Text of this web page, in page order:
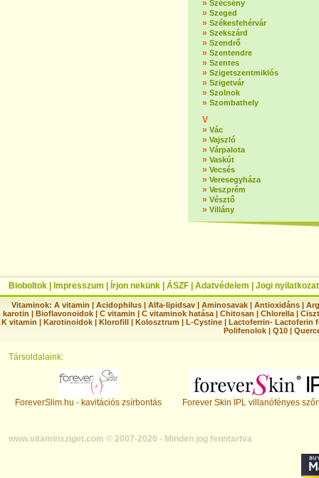
» Szécsény
» Szeged
» Székesfehérvár
» Szekszárd
» Szendrő
» Szentendre
» Szentes
» Szigetszentmiklós
» Szigetvár
» Szolnok
» Szombathely
V
» Vác
» Vajszló
» Várpalota
» Vaskút
» Vecsés
» Veresegyháza
» Veszprém
» Vésztő
» Villány
Bioboltok Impresszum Írjon nekünk ÁSZF Adatvédelem Jogi nyilatkozat
Vitaminok: A vitamin |Acidophilus |Alfa-lipidsav |Aminosavak |Antioxidáns |
karotin | Bioflavonoidok | C vitamin | C vitaminok hatása | Chitosan | Chlorella |
K vitamin | Karotinoidok | Klorofill | Kolosztrum | L-Cystine | Lactoferrin- Lactoferin
Polifenolok |Q10 |
Társoldalaink:
ForeverSlim.hu - kavitációs zsírbontás Forever Skin IPL villanófényes
www.vitaminsziget.com © 2007-2026 - Minden jog fenntartva